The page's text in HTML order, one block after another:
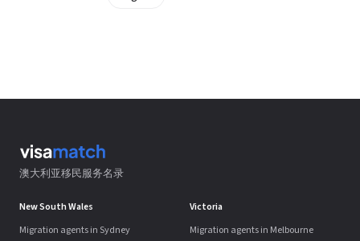
澳大利亚移民服务名录
New South Wales
Migration agents in Sydney
Victoria
Migration agents in Melbourne